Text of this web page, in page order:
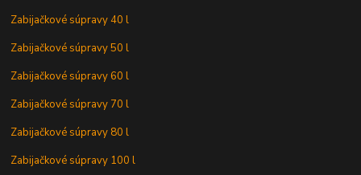
Zabijačkové súpravy 40 l
Zabijačkové súpravy 50 l
Zabijačkové súpravy 60 l
Zabijačkové súpravy 70 l
Zabijačkové súpravy 80 l
Zabijačkové súpravy 100 l